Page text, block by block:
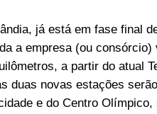
já está em fase final
a empresa (ou
a partir do atual
duas novas estações
e do Centro